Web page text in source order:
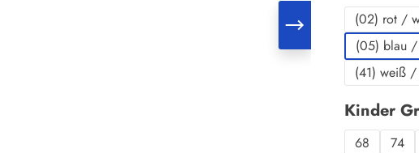
(02) rot /
(05) blau
(41) weiß /
Kinder
68 74